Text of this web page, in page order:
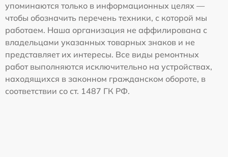
упоминаются только в информационных целях —
чтобы обозначить перечень техники, с которой мы
работаем. Наша организация не аффилирована с
владельцами указанных товарных знаков и не
представляет их интересы. Все виды ремонтных
работ выполняются исключительно на устройствах,
находящихся в законном гражданском обороте, в
соответствии со ст. 1487 ГК РФ.